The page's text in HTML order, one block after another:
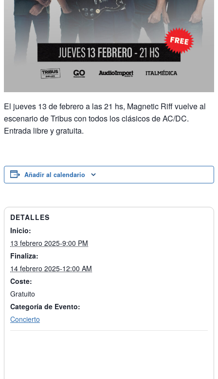
El jueves 13 de febrero a las 21 hs, Magnetic Riff vuelve al
escenario de Tribus con todos los clásicos de AC/DC.
Entrada libre y gratuita.
Añadir al calendario
DETALLES
Inicio:
13 febrero 2025-9:00 PM
Finaliza:
14 febrero 2025-12:00 AM
Coste:
Gratuito
Categoría de Evento:
Concierto